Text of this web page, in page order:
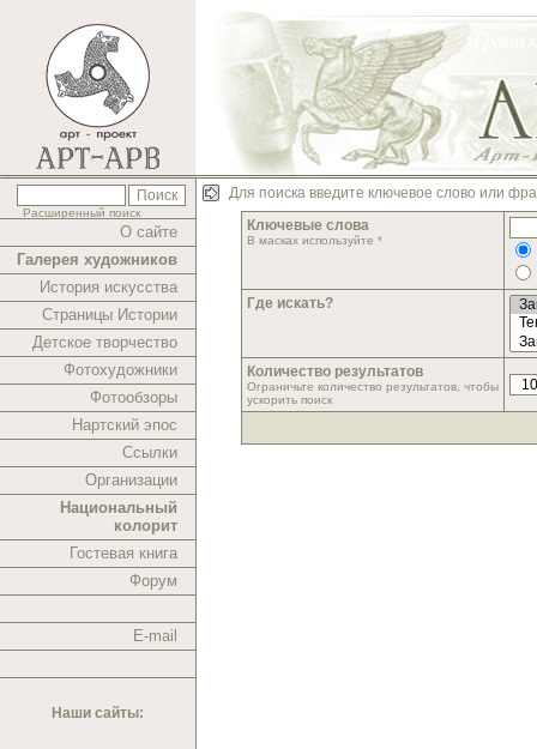
Расширенный поиск
О сайте
Галерея художников
История искусства
Страницы Истории
Детское творчество
Фотохудожники
Фотообзоры
Нартский эпос
Ссылки
Организации
Национальный
колорит
Гостевая книга
Форум
E-mail
Наши сайты:
Для поиска введите ключевое слово или
Ключевые слова
В масках используйте *
Где искать?
Количество результатов
Ограничьте количество результатов, чтобы
ускорить поиск